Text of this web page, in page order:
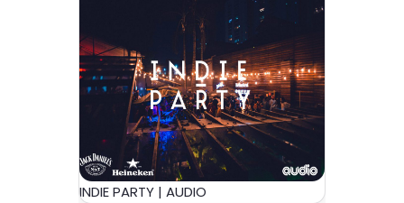
INDIE PARTY | AUDIO